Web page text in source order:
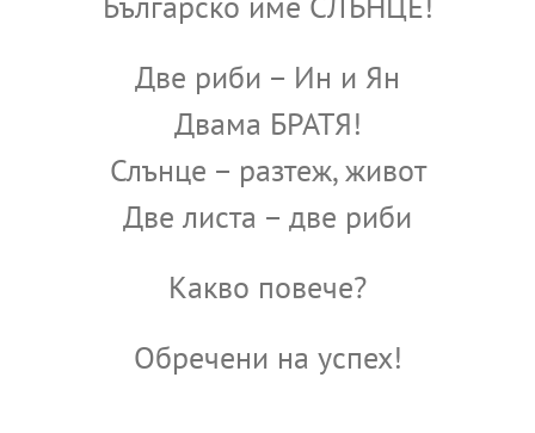
Две риби – Ин и Ян
Двама БРАТЯ!
Слънце – разтеж, живот
Две листа – две риби
Какво повече?
Обречени на успех!